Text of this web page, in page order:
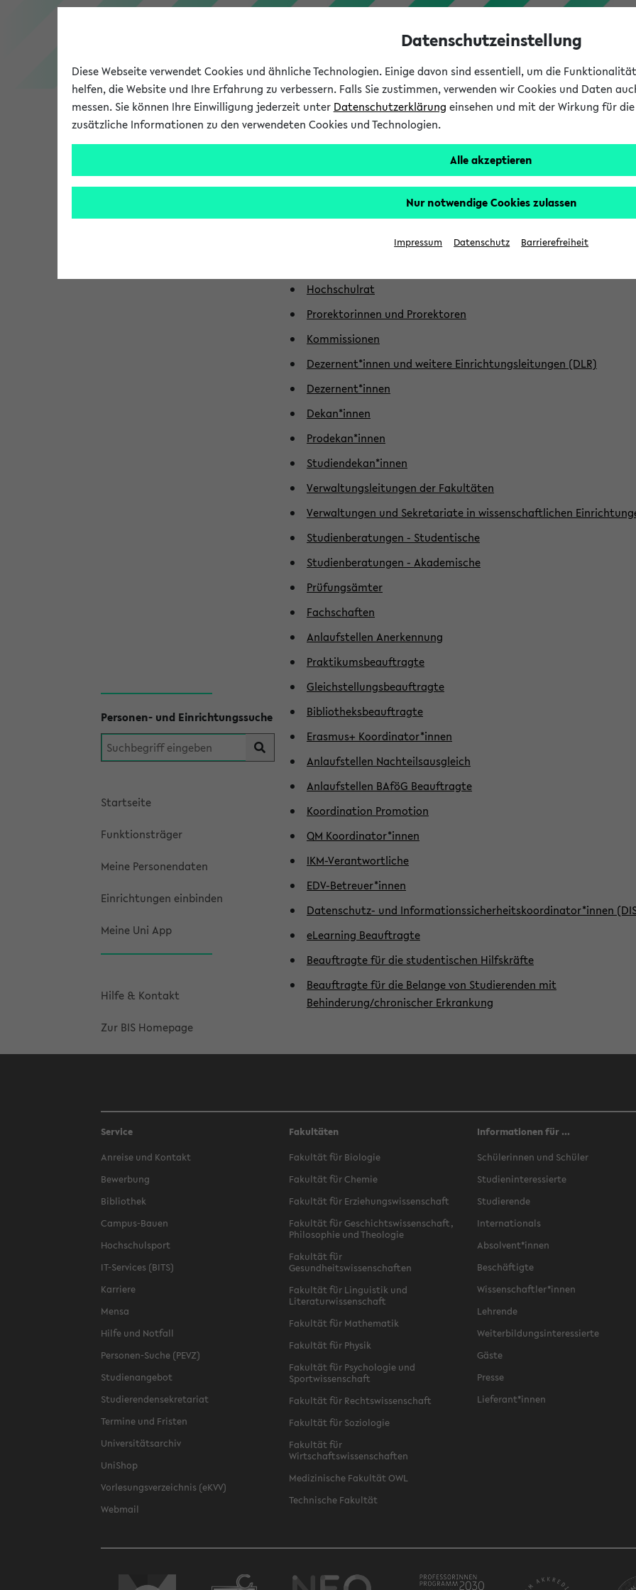
Universität Forschung Studium
Personen- und Einrichtungssuche
Startseite
Funktionsträger
Meine Personendaten
Einrichtungen einbinden
Meine Uni App
Hilfe & Kontakt
Zur BIS Homepage
Funktionsträger
Hochschulrat
Prorektorinnen und Prorektoren
Kommissionen
Dezernent*innen und weitere Einrichtungsleitungen (DLR)
Dezernent*innen
Dekan*innen
Prodekan*innen
Studiendekan*innen
Verwaltungsleitungen der Fakultäten
Verwaltungen und Sekretariate in wissenschaftlichen
Studienberatungen - Studentische
Studienberatungen - Akademische
Prüfungsämter
Fachschaften
Anlaufstellen Anerkennung
Praktikumsbeauftragte
Gleichstellungsbeauftragte
Bibliotheksbeauftragte
Erasmus+ Koordinator*innen
Anlaufstellen Nachteilsausgleich
Anlaufstellen BAföG Beauftragte
Koordination Promotion
QM Koordinator*innen
IKM-Verantwortliche
EDV-Betreuer*innen
Datenschutz- und Informationssicherheitskoordinator*innen
eLearning Beauftragte
Beauftragte für die studentischen Hilfskräfte
Beauftragte für die Belange von Studierenden mit
Behinderung/chronischer Erkrankung
Service
Anreise und Kontakt
Bewerbung
Bibliothek
Campus-Bauen
Hochschulsport
IT-Services (BITS)
Karriere
Mensa
Hilfe und Notfall
Personen-Suche (PEVZ)
Studienangebot
Studierendensekretariat
Termine und Fristen
Universitätsarchiv
UniShop
Vorlesungsverzeichnis (eKVV)
Webmail
Fakultäten
Fakultät für Biologie
Fakultät für Chemie
Fakultät für Erziehungswissenschaft
Fakultät für Geschichtswissenschaft,
Philosophie und Theologie
Fakultät für
Gesundheitswissenschaften
Fakultät für Linguistik und
Literaturwissenschaft
Fakultät für Mathematik
Fakultät für Physik
Fakultät für Psychologie und
Sportwissenschaft
Fakultät für Rechtswissenschaft
Fakultät für Soziologie
Fakultät für
Wirtschaftswissenschaften
Medizinische Fakultät OWL
Technische Fakultät
Informationen für ...
Schülerinnen und Schüler
Studieninteressierte
Studierende
Internationals
Absolvent*innen
Beschäftigte
Wissenschaftler*innen
Lehrende
Weiterbildungsinteressierte
Gäste
Presse
Lieferant*innen
Datenschutzeinstellung
Diese Webseite verwendet Cookies und ähnliche Technologien. Einige davon sind essentiell, um die
helfen, die Website und Ihre Erfahrung zu verbessern. Falls Sie zustimmen, verwenden wir Cookies und Daten
messen. Sie können Ihre Einwilligung jederzeit unter Datenschutzerklärung einsehen und mit der Wirkung für
zusätzliche Informationen zu den verwendeten Cookies und Technologien.
Alle akzeptieren
Nur notwendige Cookies zulassen
Impressum Datenschutz Barrierefreiheit